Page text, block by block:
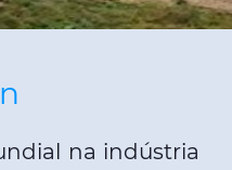
CLUB
na indústria